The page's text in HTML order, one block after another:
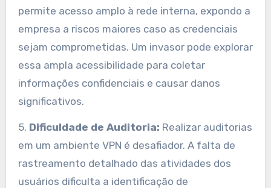
permite acesso amplo à rede interna, expondo a
empresa a riscos maiores caso as credenciais
sejam comprometidas. Um invasor pode explorar
essa ampla acessibilidade para coletar
informações confidenciais e causar danos
significativos.
5. Dificuldade de Auditoria: Realizar auditorias
em um ambiente VPN é desafiador. A falta de
rastreamento detalhado das atividades dos
usuários dificulta a identificação de